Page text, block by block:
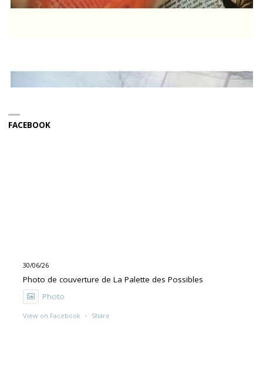
FACEBOOK
30/06/26
Photo de couverture de La Palette des Possibles
Photo
View on Facebook · Share